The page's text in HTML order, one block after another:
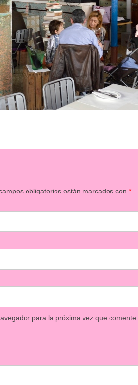
obligatorios están marcados con*
para la próxima vez que comente.